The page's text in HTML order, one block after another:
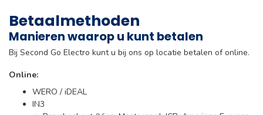
Betaalmethoden
Manieren waarop u kunt betalen
Bij Second Go Electro kunt u bij ons op locatie betalen of online.
Online:
WERO / iDEAL
IN3